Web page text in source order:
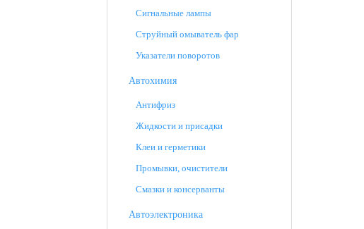
Сигнальные лампы
Струйный омыватель фар
Указатели поворотов
Автохимия
Антифриз
Жидкости и присадки
Клеи и герметики
Промывки, очистители
Смазки и консерванты
Автоэлектроника